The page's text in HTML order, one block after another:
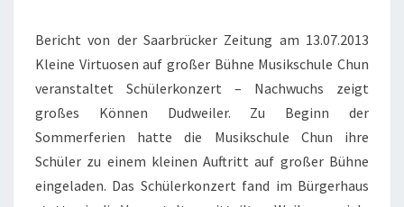
Bericht von der Saarbrücker Zeitung am 13.07.2013
Kleine Virtuosen auf großer Bühne Musikschule Chun
veranstaltet Schülerkonzert – Nachwuchs zeigt
großes Können Dudweiler. Zu Beginn der
Sommerferien hatte die Musikschule Chun ihre
Schüler zu einem kleinen Auftritt auf großer Bühne
eingeladen. Das Schülerkonzert fand im Bürgerhaus